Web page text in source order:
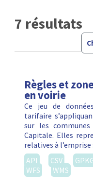
7 résultats
Règles et
en voirie
Ce jeu de
tarifaire
sur les
Capitale. Elles
relatives à
API
CSV
WFS
WMS